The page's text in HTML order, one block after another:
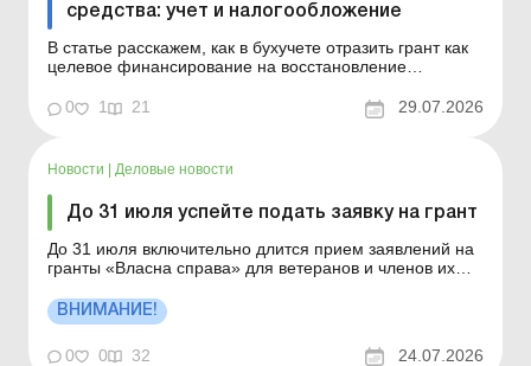
средства: учет и налогообложение
В статье расскажем, как в бухучете отразить грант как
целевое финансирование на восстановление
имущества, в какой момент отражать доход от такого
финансирования и что делать с расходами на
капитализирова...
0 1 21 29.07.2026
Новости | Деловые новости
До 31 июля успейте подать заявку на грант
До 31 июля включительно длится прием заявлений на
гранты «Власна справа» для ветеранов и членов их
Дію до конца месяца. Детали см. ниже. Больше по
теме: По условиям гранта предприниматель должен
трудоустроить работников: как это отразить в ...
ВНИМАНИЕ!
0 0 32 24.07.2026